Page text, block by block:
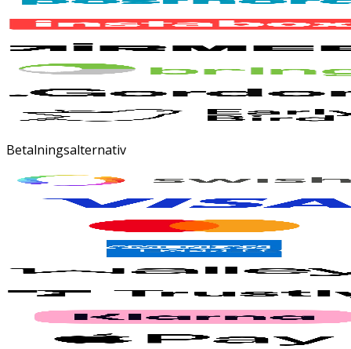
Betalningsalternativ